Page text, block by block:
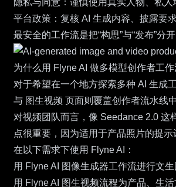
隐私与同意：谨慎使用真实人物、私人
平台政策：复核 AI 生成内容、披露要
最安全的工作流是把“构思”与“发布”
为什么用 Flyne AI 做多模型创作者工作
对于希望在一个地方探索多种 AI 生成
与 图生视频 页面则覆盖创作者流水线
对视频团队而言，像 Seedance 2.0 这
点很重要，因为适用于产品照片的提
在以下需求下使用 Flyne AI：
用 Flyne AI 图像生成器工作流进行文生
用 Flyne AI 图生视频流程为产品、生